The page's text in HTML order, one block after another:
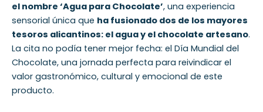
el nombre ‘Agua para Chocolate’, una experiencia
sensorial única que ha fusionado dos de los mayores
tesoros alicantinos: el agua y el chocolate artesano.
La cita no podía tener mejor fecha: el Día Mundial del
Chocolate, una jornada perfecta para reivindicar el
valor gastronómico, cultural y emocional de este
producto.